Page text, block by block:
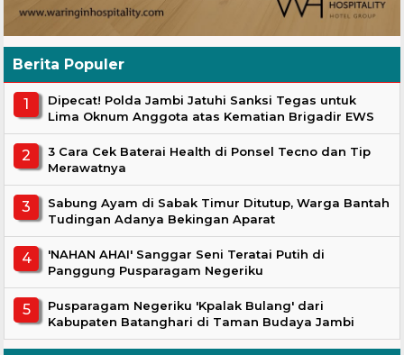
Berita Populer
Dipecat! Polda Jambi Jatuhi Sanksi Tegas untuk
Lima Oknum Anggota atas Kematian Brigadir EWS
3 Cara Cek Baterai Health di Ponsel Tecno dan Tip
Merawatnya
Sabung Ayam di Sabak Timur Ditutup, Warga Bantah
Tudingan Adanya Bekingan Aparat
'NAHAN AHAI' Sanggar Seni Teratai Putih di
Panggung Pusparagam Negeriku
Pusparagam Negeriku 'Kpalak Bulang' dari
Kabupaten Batanghari di Taman Budaya Jambi